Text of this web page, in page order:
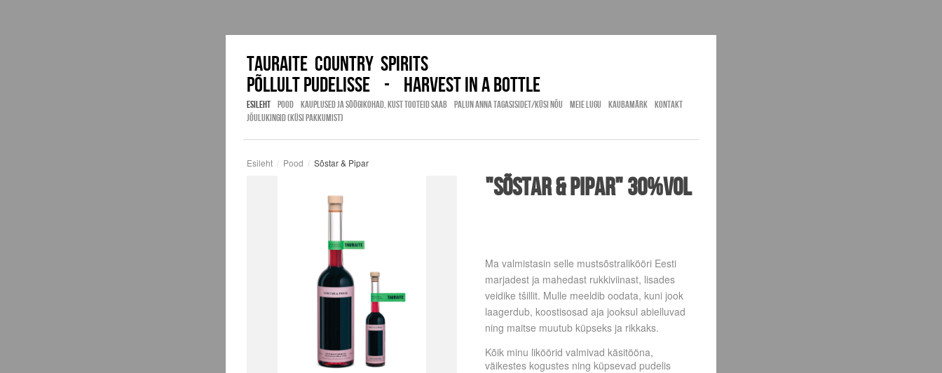
tauraite country spirits
Põllult pudelisse - Harvest in a bottle
ESILEHT POOD KAUPLUSED JA SÖÖGIKOHAD, KUST TOOTEID SAAB PALUN ANNA TAGASISIDET/KÜSI NÕU MEIE LUGU KAUBAMÄRK
KONTAKT
JÕULUKINGID (KÜSI PAKKUMIST)
Esileht / Pood / Sõstar & Pipar
"SÕSTAR & PIPAR" 30%vol
Ma valmistasin selle mustsõstralikööri Eesti
marjadest ja mahedast rukkiviinast, lisades
veidike tšillit. Mulle meeldib oodata, kuni jook
laagerdub, koostisosad aja jooksul abielluvad
ning maitse muutub küpseks ja rikkaks.
Kõik minu liköörid valmivad käsitööna,
väikestes kogustes ning küpsevad pudelis